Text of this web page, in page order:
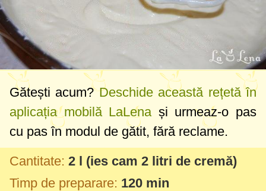
Gătești acum?Deschide această rețetă în
aplicația mobilă LaLena și urmeaz-o pas
cu pas în modul de gătit, fără reclame.
Cantitate: 2 l (ies cam 2 litri de cremă)
Timp de preparare: 120 min